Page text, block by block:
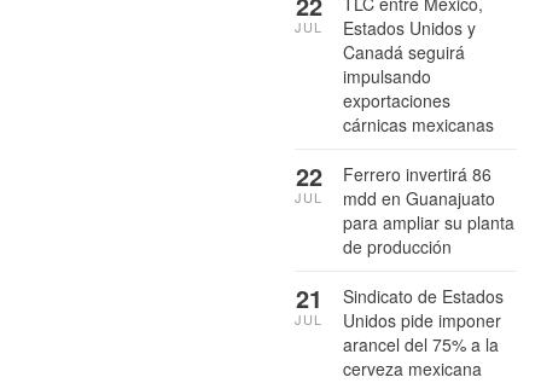
Estados Unidos y
Canadá seguirá
impulsando
exportaciones
cárnicas mexicanas
JUL
Ferrero invertirá 86
mdd en Guanajuato
para ampliar su planta
de producción
22
JUL
Sindicato de Estados
Unidos pide imponer
arancel del 75% a la
cerveza mexicana
21
JUL